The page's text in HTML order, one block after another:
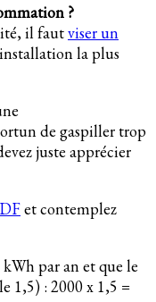
?
il fautviser un
la plus
de gaspiller trop
juste apprécier
et contemplez
par an et que le
1,5) : 2000 x 1,5 =